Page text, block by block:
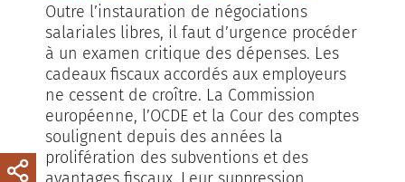
Outre l’instauration de négociations
salariales libres, il faut d’urgence procéder
à un examen critique des dépenses. Les
cadeaux fiscaux accordés aux employeurs
ne cessent de croître. La Commission
européenne, l’OCDE et la Cour des comptes
soulignent depuis des années la
prolifération des subventions et des